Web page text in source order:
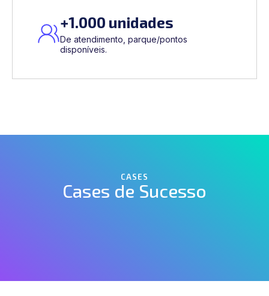
+1.000 unidades
De atendimento, parque/pontos
disponíveis.
CASES
Cases de Sucesso